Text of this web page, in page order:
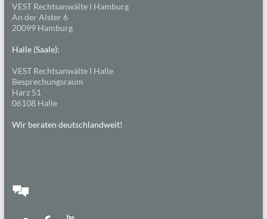
VEST Rechtsanwälte I Hamburg
An der Alster 6
20099 Hamburg
Halle (Saale):
VEST Rechtsanwälte I Halle
Besprechungsraum
Harz 51
06108 Halle
Wir beraten deutschlandweit!